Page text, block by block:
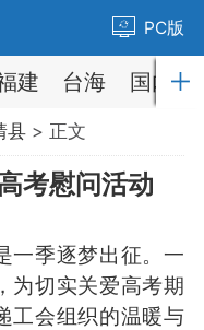
PC版
建 台海 国内
县> 正文
考慰问活动
季逐梦出征。一
为切实关爱高考期
工会组织的温暖与